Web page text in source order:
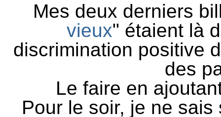
Mes deux derniers
vieux" étaient là
discrimination positive
des
Le faire en
Pour le soir, je ne